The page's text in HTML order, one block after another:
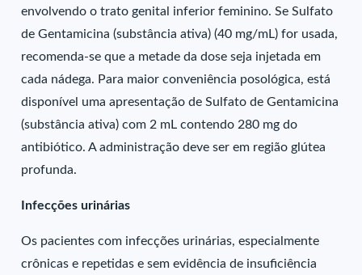
envolvendo o trato genital inferior feminino. Se Sulfato
de Gentamicina (substância ativa) (40 mg/mL) for usada,
recomenda-se que a metade da dose seja injetada em
cada nádega. Para maior conveniência posológica, está
disponível uma apresentação de Sulfato de Gentamicina
(substância ativa) com 2 mL contendo 280 mg do
antibiótico. A administração deve ser em região glútea
profunda.
Infecções urinárias
Os pacientes com infecções urinárias, especialmente
crônicas e repetidas e sem evidência de insuficiência